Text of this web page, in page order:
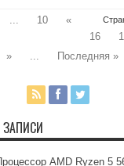
... 10
«
16
» ... Последняя »
AMD Ryzen 5